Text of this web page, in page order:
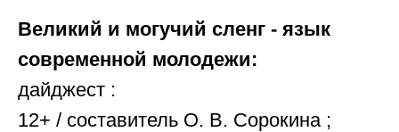
Великий и могучий сленг - язык
современной молодежи:
дайджест :
12+ / составитель О. В. Сорокина ;